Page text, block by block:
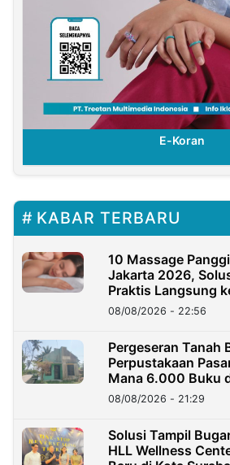
E-Koran
KABAR TERBARU
10 Massage
Jakarta 2026,
Praktis Langsung
08/08/2026 - 22:56
Pergeseran Tanah
Perpustakaan
Mana 6.000 Buku
Kini?
08/08/2026 - 21:29
Solusi Tampil
HLL Wellness